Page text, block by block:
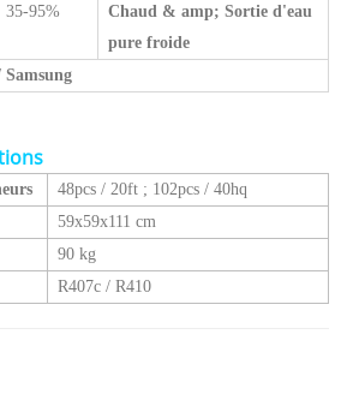
35-95%
Chaud & amp; Sortie d'eau
pure froide
48pcs / 20ft ; 102pcs / 40hq
59x59x111 cm
90 kg
R407c / R410